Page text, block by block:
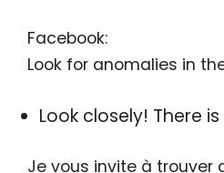
Facebook:
Look for anomalies in
Look closely! There
Je vous invite à trouver